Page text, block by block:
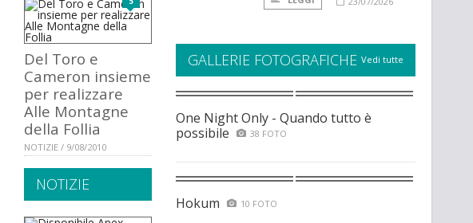
Del Toro e
Cameron insieme
per realizzare
Alle Montagne
della Follia
NOTIZIE / 9/08/2010
NOTIZIE
GALLERIE FOTOGRAFICHE Vedi tutte
One Night Only - Quando tutto è
possibile
38 FOTO
Hokum 10 FOTO